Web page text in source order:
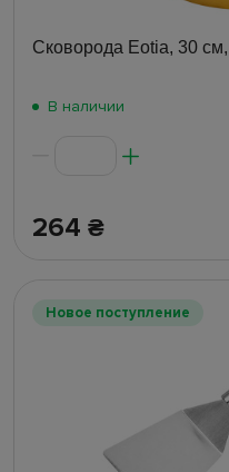
Сковорода Eotia, 30
В наличии
264 ₴
Новое поступление